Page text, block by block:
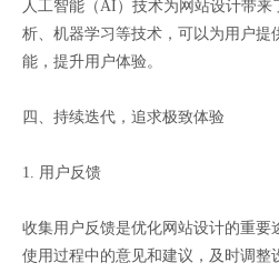
人工智能（AI）技术为网站设计带
析、机器学习等技术，可以为用户提
能，提升用户体验。
四、持续迭代，追求极致体验
1. 用户反馈
收集用户反馈是优化网站设计的重要
使用过程中的意见和建议，及时调整